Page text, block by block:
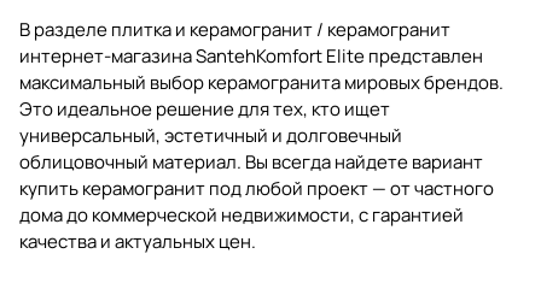
В разделеплитка и керамогранит / керамогранит
интернет-магазина SantehKomfort Elite представлен
максимальный выборкерамогранитамировых брендов.
Это идеальное решение для тех, кто ищет
универсальный, эстетичный и долговечный
облицовочный материал. Вы всегда найдете вариант
купить керамогранитпод любой проект — от частного
дома до коммерческой недвижимости, с гарантией
качества и актуальных цен.